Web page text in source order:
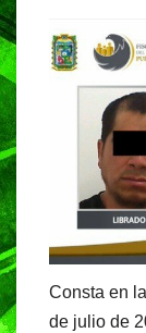
Consta en
de julio de